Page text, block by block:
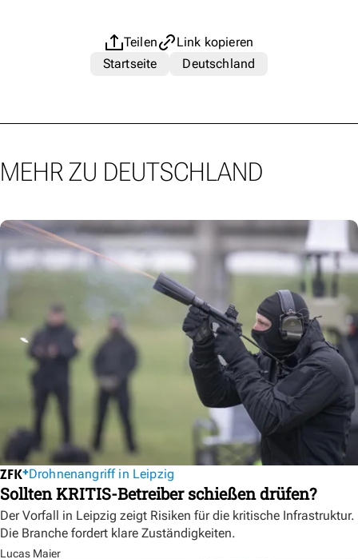
Teilen
Link kopieren
Startseite
Deutschland
MEHR ZU DEUTSCHLAND
Drohnenangriff in Leipzig
Sollten KRITIS-Betreiber schießen drüfen?
Der Vorfall in Leipzig zeigt Risiken für die kritische Infrastruktur.
Die Branche fordert klare Zuständigkeiten.
Lucas Maier